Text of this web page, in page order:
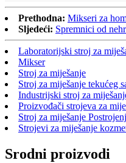
Prethodna: Mikseri za
Sljedeći: Spremnici od
Laboratorijski stroj za
Mikser
Stroj za miješanje
Stroj za miješanje tekućeg
Industrijski stroj za
Proizvođači strojeva za
Stroj za miješanje
Strojevi za miješanje
Srodni proizvodi